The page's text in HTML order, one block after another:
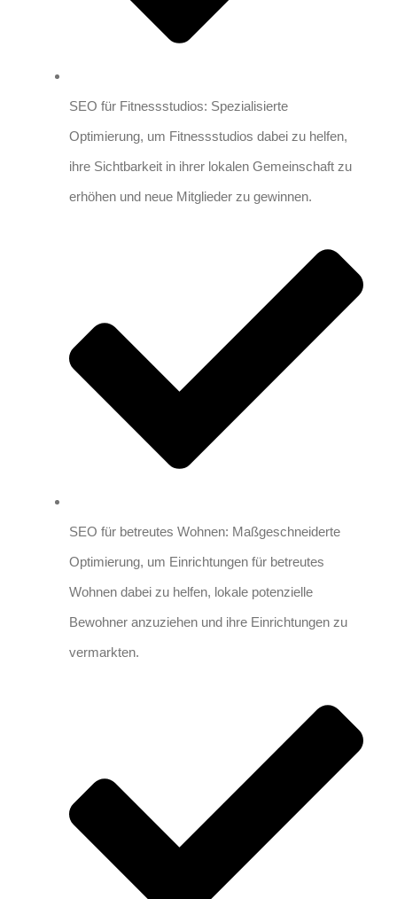
SEO für Fitnessstudios: Spezialisierte
Optimierung, um Fitnessstudios dabei zu helfen,
ihre Sichtbarkeit in ihrer lokalen Gemeinschaft zu
erhöhen und neue Mitglieder zu gewinnen.
SEO für betreutes Wohnen: Maßgeschneiderte
Optimierung, um Einrichtungen für betreutes
Wohnen dabei zu helfen, lokale potenzielle
Bewohner anzuziehen und ihre Einrichtungen zu
vermarkten.